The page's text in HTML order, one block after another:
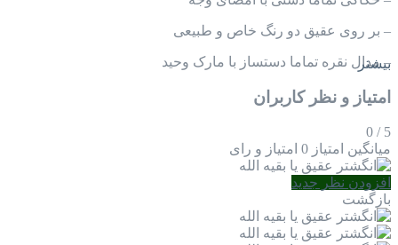
– بر روی عقیق دو رنگ خاص و طبیعی
– مدال نقره تماما دستساز با مارک وحید
بیشتر
امتیاز و نظر کاربران
5
/
0
میانگین امتیاز 0 امتیاز و رای
افزودن نظر جدید
بازگشت